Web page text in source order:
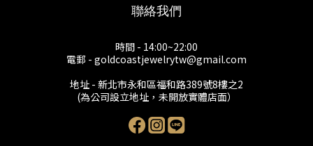
聯絡我們
時間 - 14:00~22:00
電郵 - goldcoastjewelrytw@gmail.com
地址 - 新北市永和區福和路389號8樓之2
(為公司設立地址，未開放實體店面）